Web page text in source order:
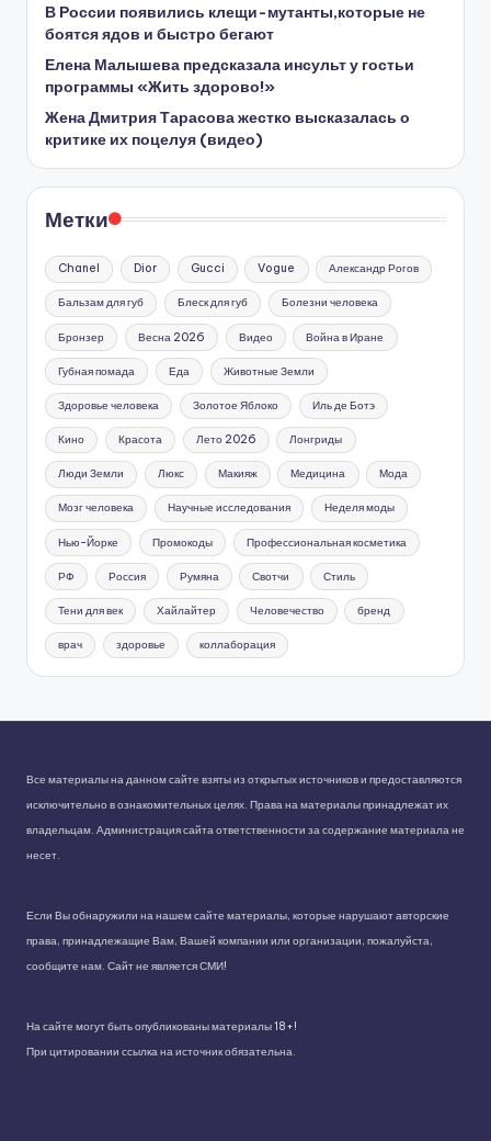
В России появились клещи-мутанты,которые не
боятся ядов и быстро бегают
Елена Малышева предсказала инсульт у гостьи
программы «Жить здорово!»
Жена Дмитрия Тарасова жестко высказалась о
критике их поцелуя (видео)
Метки
Chanel Dior Gucci Vogue Александр Рогов
Бальзам для губ Блеск для губ Болезни человека
Бронзер Весна 2026 Видео Война в Иране
Губная помада Еда Животные Земли
Здоровье человека Золотое Яблоко Иль де Ботэ
Кино Красота Лето 2026 Лонгриды
Люди Земли Люкс Макияж Медицина Мода
Мозг человека Научные исследования Неделя моды
Нью-Йорке Промокоды Профессиональная косметика
РФ Россия Румяна Свотчи Стиль
Тени для век Хайлайтер Человечество бренд
врач здоровье коллаборация
Все материалы на данном сайте взяты из открытых источников и предоставляются
исключительно в ознакомительных целях. Права на материалы принадлежат их
владельцам. Администрация сайта ответственности за содержание материала не
несет.
Если Вы обнаружили на нашем сайте материалы, которые нарушают авторские
права, принадлежащие Вам, Вашей компании или организации, пожалуйста,
сообщите нам. Сайт не является СМИ!
На сайте могут быть опубликованы материалы 18+!
При цитировании ссылка на источник обязательна.